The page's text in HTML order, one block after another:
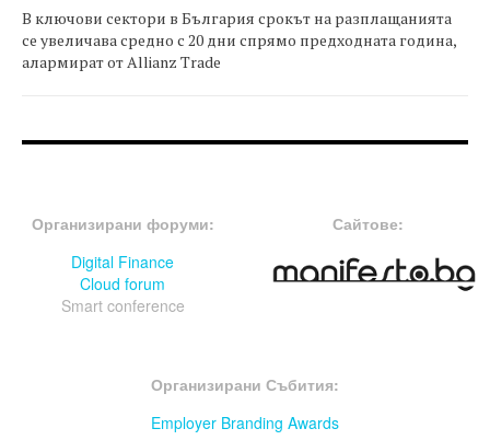
В ключови сектори в България срокът на разплащанията
се увеличава средно с 20 дни спрямо предходната година,
алармират от Allianz Trade
Организирани форуми:
Digital Finance
Cloud forum
Smart conference
Сайтове:
Организирани Събития:
Employer Branding Awards